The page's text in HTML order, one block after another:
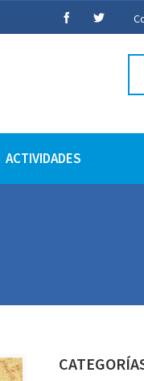
ACTIVIDADES